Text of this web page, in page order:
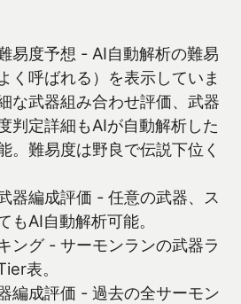
易度予想 - AI自動解析の難易
く呼ばれる）を表示していま
な武器組み合わせ評価、武器
判定詳細もAIが自動解析した
。難易度は野良で伝説下位く
器編成評価 - 任意の武器、ス
もAI自動解析可能。
ング - サーモンランの武器ラ
表。
編成評価 - 過去の全サーモン